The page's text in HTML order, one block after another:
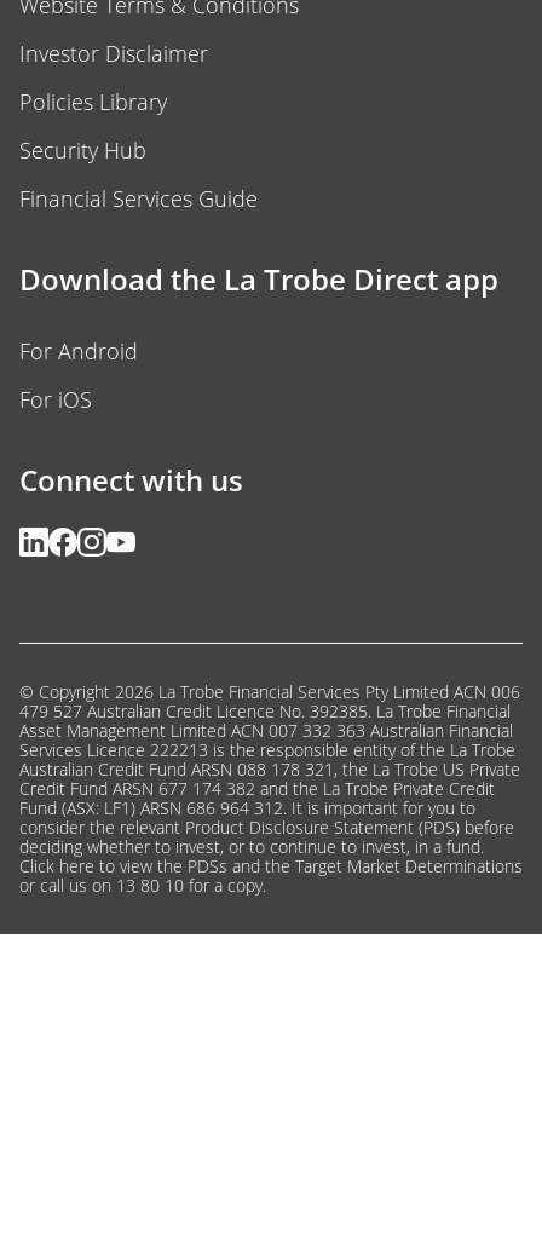
Investor Disclaimer
Policies Library
Security Hub
Financial Services Guide
Download the La Trobe Direct app
For Android
For iOS
Connect with us
© Copyright 2026 La Trobe Financial Services Pty Limited ACN 006
479 527 Australian Credit Licence No. 392385. La Trobe Financial
Asset Management Limited ACN 007 332 363 Australian Financial
Services Licence 222213 is the responsible entity of the La Trobe
Australian Credit Fund ARSN 088 178 321, the La Trobe US Private
Credit Fund ARSN 677 174 382 and the La Trobe Private Credit
Fund (ASX: LF1) ARSN 686 964 312. It is important for you to
consider the relevant Product Disclosure Statement (PDS) before
deciding whether to invest, or to continue to invest, in a fund.
Click here to view the PDSs and the Target Market Determinations
or call us on 13 80 10 for a copy.